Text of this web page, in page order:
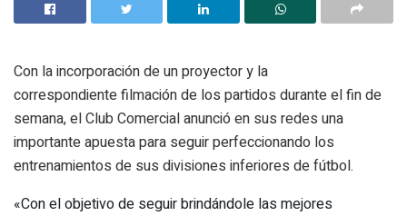
Con la incorporación de un proyector y la
correspondiente filmación de los partidos durante el fin de
semana, el Club Comercial anunció en sus redes una
importante apuesta para seguir perfeccionando los
entrenamientos de sus divisiones inferiores de fútbol.
«Con el objetivo de seguir brindándole las mejores